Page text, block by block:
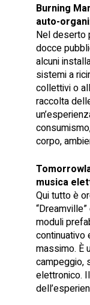
Burning
auto-
Nel deserto
docce
alcuni
sistemi a
collettivi o
raccolta
corpo,
musica
Qui tutto è
moduli
continuativo
massimo. È
campeggio,
elettronico.